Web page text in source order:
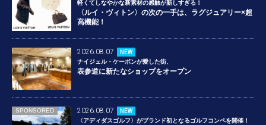
軽くてしなやかな新素材の感触が新しすぎる！
〈ルイ・ヴィトン〉の次の一手は、ラグジュアリー×超
高機能！
2026.08.07
NEW
ナイジェル・ケーボンが愛した街、
表参道に新たなショップをオープン
SPONSORED 2026.08.07
NEW
〈アディダスゴルフ〉がブランド初となるゴルフコンペを開催！